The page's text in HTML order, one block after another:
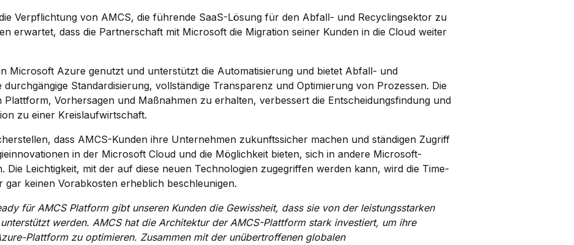
Verpflichtung von AMCS, die führende SaaS-Lösung für den Abfall- und Recyclingsektor zu
erwartet, dass die Partnerschaft mit Microsoft die Migration seiner Kunden in die Cloud weiter
Microsoft Azure genutzt und unterstützt die Automatisierung und bietet Abfall- und
Standardisierung, vollständige Transparenz und Optimierung von Prozessen. Die
Plattform, Vorhersagen und Maßnahmen zu erhalten, verbessert die Entscheidungsfindung und
zu einer Kreislaufwirtschaft.
dass AMCS-Kunden ihre Unternehmen zukunftssicher machen und ständigen Zugriff
in der Microsoft Cloud und die Möglichkeit bieten, sich in andere Microsoft-
Die Leichtigkeit, mit der auf diese neuen Technologien zugegriffen werden kann, wird die Time-
keinen Vorabkosten erheblich beschleunigen.
für AMCS Platform gibt unseren Kunden die Gewissheit, dass sie von der leistungsstarken
werden. AMCS hat die Architektur der AMCS-Plattform stark investiert, um ihre
Plattform zu optimieren. Zusammen mit der unübertroffenen globalen